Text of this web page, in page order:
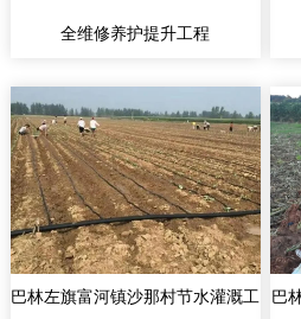
全维修养护提升工程
巴林左旗富河镇沙那村节水灌溉工 巴